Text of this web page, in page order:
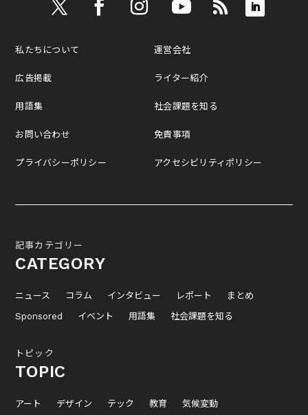
私たちについて
広告掲載
用語集
お問い合わせ
プライバシーポリシー
運営会社
ライター紹介
社会課題を知る
免責事項
アクセシビリティポリシー
記事カテゴリー
CATEGORY
ニュース コラム インタビュー レポート
まとめ
Sponsored
イベント 用語集 社会課題を知る
トピック
TOPIC
アート デザイン テック 教育 気候変動